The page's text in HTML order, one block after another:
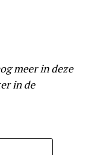
meer in deze
in de